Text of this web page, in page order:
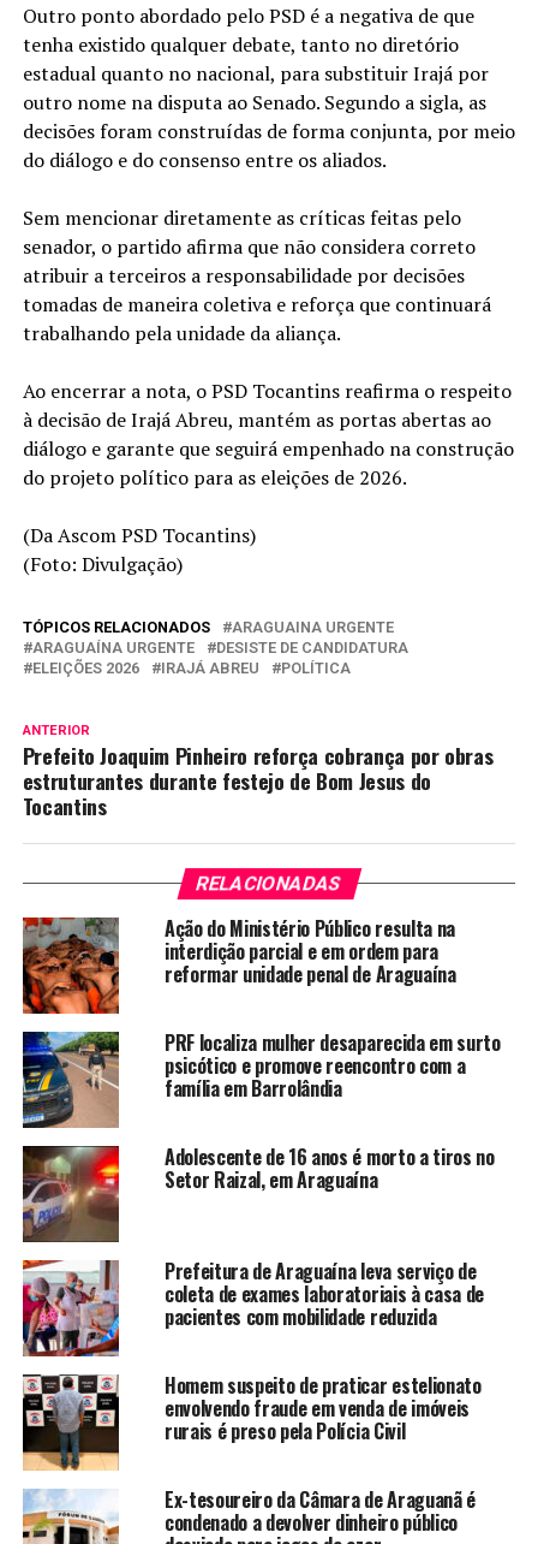
Outro ponto abordado pelo PSD é a negativa de que
tenha existido qualquer debate, tanto no diretório
estadual quanto no nacional, para substituir Irajá por
outro nome na disputa ao Senado. Segundo a sigla, as
decisões foram construídas de forma conjunta, por meio
do diálogo e do consenso entre os aliados.
Sem mencionar diretamente as críticas feitas pelo
senador, o partido afirma que não considera correto
atribuir a terceiros a responsabilidade por decisões
tomadas de maneira coletiva e reforça que continuará
trabalhando pela unidade da aliança.
Ao encerrar a nota, o PSD Tocantins reafirma o respeito
à decisão de Irajá Abreu, mantém as portas abertas ao
diálogo e garante que seguirá empenhado na construção
do projeto político para as eleições de 2026.
(Da Ascom PSD Tocantins)
(Foto: Divulgação)
TÓPICOS RELACIONADOS
ARAGUAINA URGENTE
ARAGUAÍNA URGENTE
DESISTE DE CANDIDATURA
ELEIÇÕES 2026
IRAJÁ ABREU POLÍTICA
ANTERIOR
Prefeito Joaquim Pinheiro reforça cobrança por obras
estruturantes durante festejo de Bom Jesus do
Tocantins
RELACIONADAS
Ação do Ministério Público resulta na
interdição parcial e em ordem para
reformar unidade penal de Araguaína
PRF localiza mulher desaparecida em surto
psicótico e promove reencontro com a
família em Barrolândia
Adolescente de 16 anos é morto a tiros no
Setor Raizal, em Araguaína
Prefeitura de Araguaína leva serviço de
coleta de exames laboratoriais à casa de
pacientes com mobilidade reduzida
Homem suspeito de praticar estelionato
envolvendo fraude em venda de imóveis
rurais é preso pela Polícia Civil
Ex-tesoureiro da Câmara de Araguanã é
condenado a devolver dinheiro público